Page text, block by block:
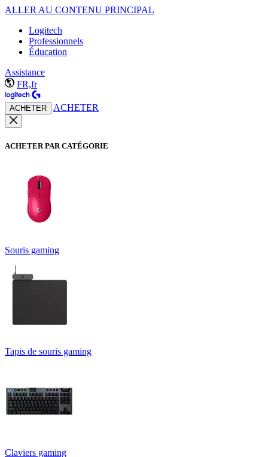
ALLER AU CONTENU PRINCIPAL
Logitech
Professionnels
Éducation
Assistance
FR,fr
ACHETER ACHETER
ACHETER PAR CATÉGORIE
Souris gaming
Tapis de souris gaming
Claviers gaming